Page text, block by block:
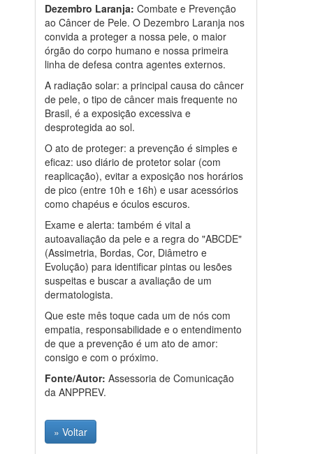
Dezembro Laranja: Combate e Prevenção
ao Câncer de Pele. O Dezembro Laranja nos
convida a proteger a nossa pele, o maior
órgão do corpo humano e nossa primeira
linha de defesa contra agentes externos.
A radiação solar: a principal causa do câncer
de pele, o tipo de câncer mais frequente no
Brasil, é a exposição excessiva e
desprotegida ao sol.
O ato de proteger: a prevenção é simples e
eficaz: uso diário de protetor solar (com
reaplicação), evitar a exposição nos horários
de pico (entre 10h e 16h) e usar acessórios
como chapéus e óculos escuros.
Exame e alerta: também é vital a
autoavaliação da pele e a regra do "ABCDE"
(Assimetria, Bordas, Cor, Diâmetro e
Evolução) para identificar pintas ou lesões
suspeitas e buscar a avaliação de um
dermatologista.
Que este mês toque cada um de nós com
empatia, responsabilidade e o entendimento
de que a prevenção é um ato de amor:
consigo e com o próximo.
Fonte/Autor: Assessoria de Comunicação
da ANPPREV.
» Voltar